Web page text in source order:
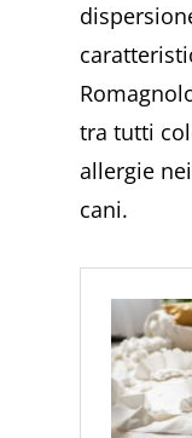
tra tutti
allergie
cani.